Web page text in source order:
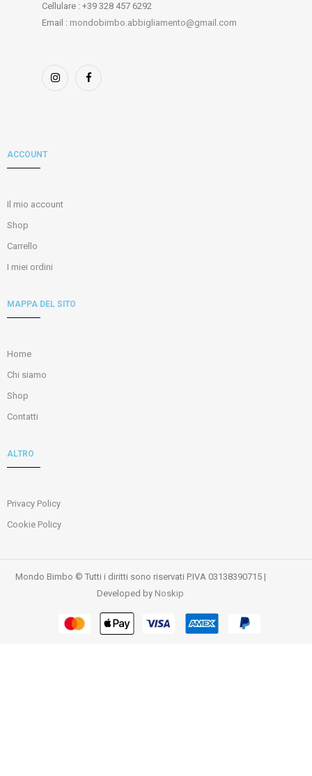
Cellulare : +39 328 457 6292
Email : mondobimbo.abbigliamento@gmail.com
ACCOUNT
Il mio account
Shop
Carrello
I miei ordini
MAPPA DEL SITO
Home
Chi siamo
Shop
Contatti
ALTRO
Privacy Policy
Cookie Policy
Mondo Bimbo © Tutti i diritti sono riservati P.IVA 03138390715 |
Developed by Noskip